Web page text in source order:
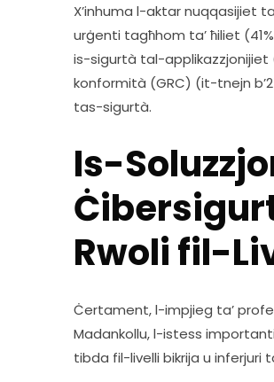
X’inhuma l-aktar nuqqasijiet
urġenti tagħhom ta’ ħiliet
is-sigurtà tal-applikazzjonijiet
konformità (GRC) (it-tnejn
tas-sigurtà.
Is-
Rwoli fil-
Ċertament, l-impjieg ta’
Madankollu, l-istess
tibda fil-livelli bikrija u